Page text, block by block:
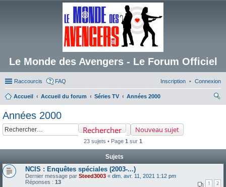
Le Monde des Avengers - Le Forum Officiel
Raccourcis FAQ Connexion
Inscription
Accueil Accueil du forum Séries TV
Années 2000
Années 2000
Nouveau sujet
Rechercher
23 sujets • Page 1 sur 1
Sujets
NCIS : Enquêtes spéciales (2003-...)
Dernier message par Steed3003 « dim. avr. 11, 2021 1:12 pm
Réponses : 13 1 2